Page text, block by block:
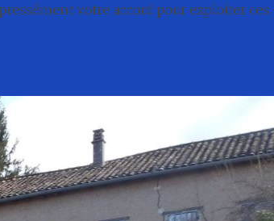
votre accord pour exploiter ces